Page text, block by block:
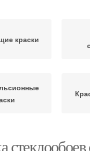
краски